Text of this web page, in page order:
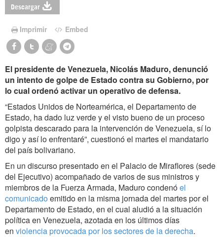
Descargar
Imprimir Embed
El presidente de Venezuela, Nicolás Maduro, denunció
un intento de golpe de Estado contra su Gobierno, por
lo cual ordenó activar un operativo de defensa.
“Estados Unidos de Norteamérica, el Departamento de
Estado, ha dado luz verde y el visto bueno de un proceso
golpista descarado para la intervención de Venezuela, sí lo
digo y así lo enfrentaré”, cuestionó el martes el mandatario
del país bolivariano.
En un discurso presentado en el Palacio de Miraflores (sede
del Ejecutivo) acompañado de varios de sus ministros y
miembros de la Fuerza Armada, Maduro condenóel
comunicado emitido en la misma jornada del martes por el
Departamento de Estado, en el cual aludió a la situación
política en Venezuela, azotada en los últimos días
en violencia provocada por los sectores de la derecha.